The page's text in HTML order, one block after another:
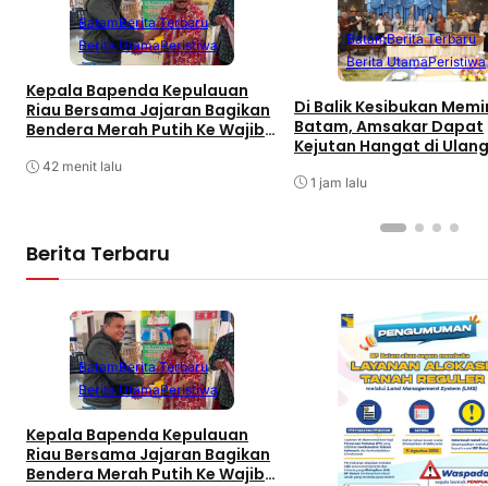
BatamBerita Terbaru
Berita UtamaPeristiwa
Kepala Bapenda Kepulauan
Riau Bersama Jajaran Bagikan
Bendera Merah Putih Ke Wajib
Kantor Samsat
42 menit lalu
BatamBerita Terbaru
Berita UtamaPeristiwa
Di Balik Kesibukan
Batam, Amsakar Dapat
Kejutan Hangat di
1 jam lalu
Berita Terbaru
BatamBerita Terbaru
Berita UtamaPeristiwa
Kepala Bapenda Kepulauan
Riau Bersama Jajaran Bagikan
Bendera Merah Putih Ke Wajib